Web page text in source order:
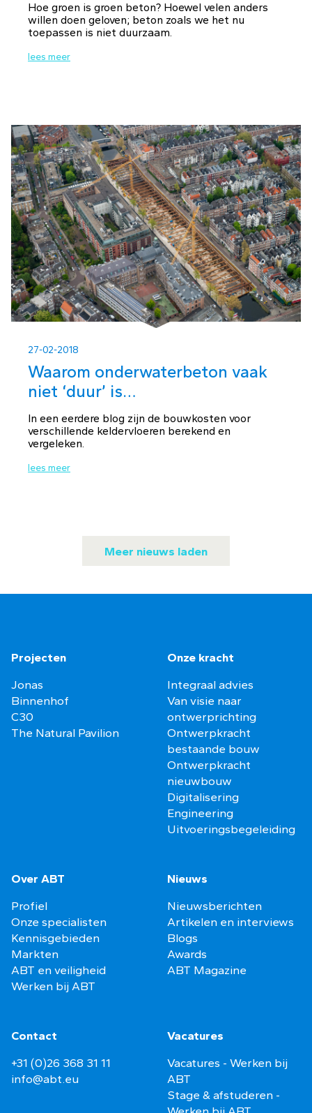
Hoe groen is groen beton? Hoewel velen anders
willen doen geloven; beton zoals we het nu
toepassen is niet duurzaam.
lees meer
27-02-2018
Waarom onderwaterbeton vaak
niet ‘duur’ is…
In een eerdere blog zijn de bouwkosten voor
verschillende keldervloeren berekend en
vergeleken.
lees meer
Meer nieuws laden
Projecten
Jonas
Binnenhof
C30
The Natural Pavilion
Onze kracht
Integraal advies
Van visie naar
ontwerprichting
Ontwerpkracht
bestaande bouw
Ontwerpkracht
nieuwbouw
Digitalisering
Engineering
Uitvoeringsbegeleiding
Over ABT
Profiel
Onze specialisten
Kennisgebieden
Markten
ABT en veiligheid
Werken bij ABT
Nieuws
Nieuwsberichten
Artikelen en interviews
Blogs
Awards
ABT Magazine
Contact
+31 (0)26 368 31 11
info@abt.eu
Vacatures
Vacatures - Werken bij
ABT
Stage & afstuderen -